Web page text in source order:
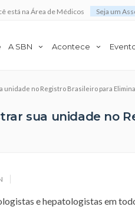
está na Área de Médicos Seja um
A SBN Acontece
unidade no Registro Brasileiro para
sua unidade no
e hepatologistas em